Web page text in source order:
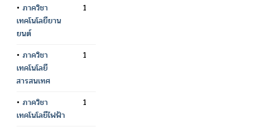
• ภาควิชา
เทคโนโลยียาน
ยนต์
1
• ภาควิชา
เทคโนโลยี
สารสนเทศ
1
• ภาควิชา
เทคโนโลยีไฟฟ้า
1